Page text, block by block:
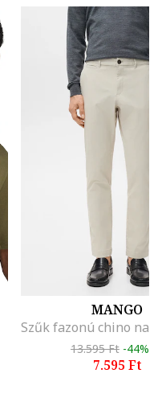
MANGO
13.595 Ft -44%
7.595 Ft